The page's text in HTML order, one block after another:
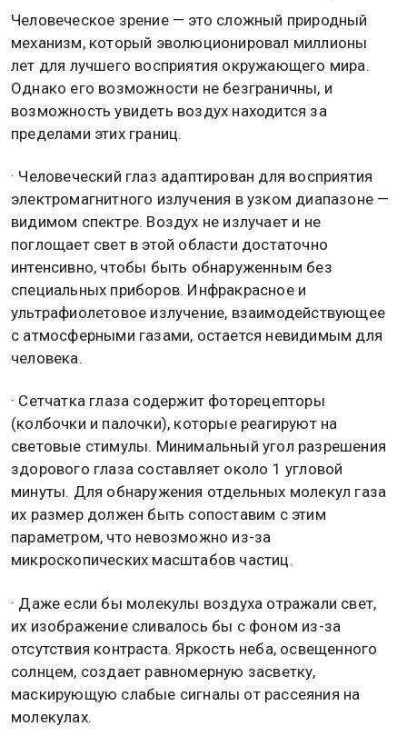
Человеческое зрение — это сложный природный
механизм, который эволюционировал миллионы
лет для лучшего восприятия окружающего мира.
Однако его возможности не безграничны, и
возможность увидеть воздух находится за
пределами этих границ.
· Человеческий глаз адаптирован для восприятия
электромагнитного излучения в узком диапазоне —
видимом спектре. Воздух не излучает и не
поглощает свет в этой области достаточно
интенсивно, чтобы быть обнаруженным без
специальных приборов. Инфракрасное и
ультрафиолетовое излучение, взаимодействующее
с атмосферными газами, остается невидимым для
человека.
· Сетчатка глаза содержит фоторецепторы
(колбочки и палочки), которые реагируют на
световые стимулы. Минимальный угол разрешения
здорового глаза составляет около 1 угловой
минуты. Для обнаружения отдельных молекул газа
их размер должен быть сопоставим с этим
параметром, что невозможно из-за
микроскопических масштабов частиц.
· Даже если бы молекулы воздуха отражали свет,
их изображение сливалось бы с фоном из-за
отсутствия контраста. Яркость неба, освещенного
солнцем, создает равномерную засветку,
маскирующую слабые сигналы от рассеяния на
молекулах.